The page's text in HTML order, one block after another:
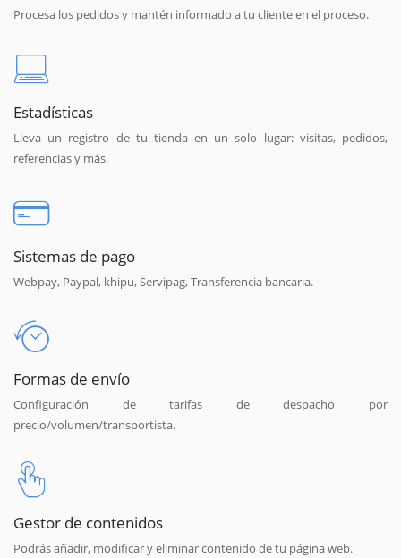
Procesa los pedidos y mantén informado a tu cliente en el proceso.
Estadísticas
Lleva un registro de tu tienda en un solo lugar: visitas, pedidos,
referencias y más.
Sistemas de pago
Webpay, Paypal, khipu, Servipag, Transferencia bancaria.
Formas de envío
Configuración de tarifas de despacho por
precio/volumen/transportista.
Gestor de contenidos
Podrás añadir, modificar y eliminar contenido de tu página web.